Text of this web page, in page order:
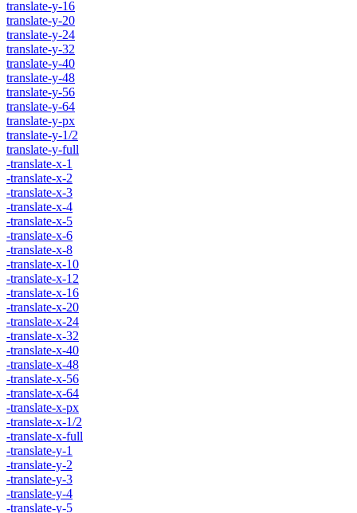
translate-y-16
translate-y-20
translate-y-24
translate-y-32
translate-y-40
translate-y-48
translate-y-56
translate-y-64
translate-y-px
translate-y-1/2
translate-y-full
-translate-x-1
-translate-x-2
-translate-x-3
-translate-x-4
-translate-x-5
-translate-x-6
-translate-x-8
-translate-x-10
-translate-x-12
-translate-x-16
-translate-x-20
-translate-x-24
-translate-x-32
-translate-x-40
-translate-x-48
-translate-x-56
-translate-x-64
-translate-x-px
-translate-x-1/2
-translate-x-full
-translate-y-1
-translate-y-2
-translate-y-3
-translate-y-4
-translate-y-5